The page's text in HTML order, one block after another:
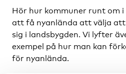
Hör hur kommuner runt om
att få nyanlända att välja
sig i landsbygden. Vi lyfter
exempel på hur man kan
för nyanlända.